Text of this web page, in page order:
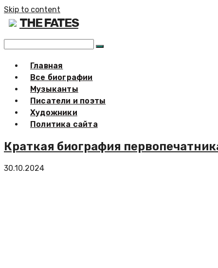
Skip to content
THE FATES
Главная
Все биографии
Музыканты
Писатели и поэты
Художники
Политика сайта
Краткая биография
30.10.2024